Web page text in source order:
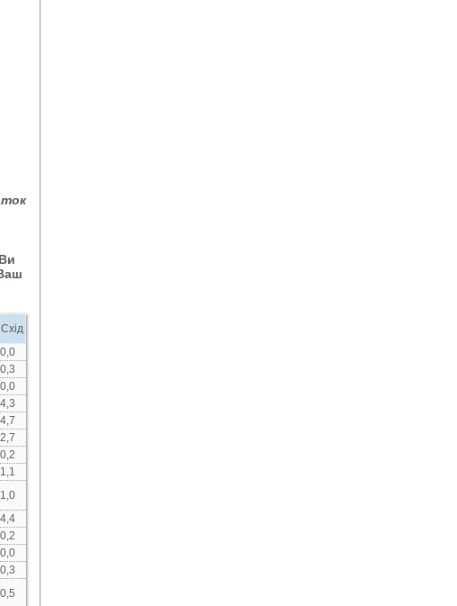
Схід
0,0
0,3
0,0
4,3
4,7
2,7
0,2
1,1
1,0
4,4
0,2
0,0
0,3
0,5